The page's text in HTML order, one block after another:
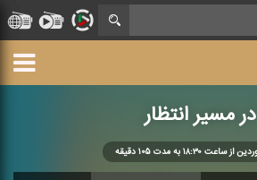
در مسیر انتظار